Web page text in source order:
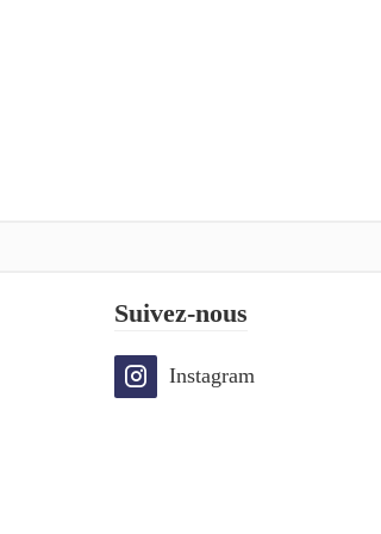
Suivez-nous
Instagram